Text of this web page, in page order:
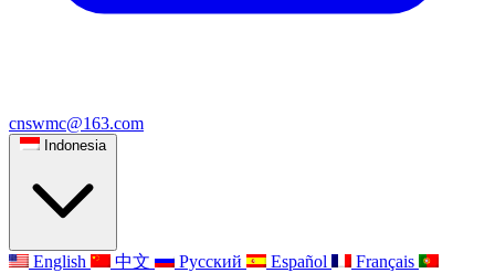
cnswmc@163.com
Indonesia
English 中文 Русский Español
Français